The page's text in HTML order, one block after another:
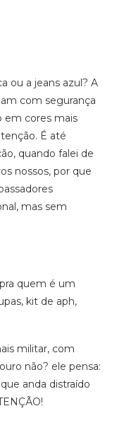
ou a jeans azul? A
com segurança
em cores mais
É até
quando falei de
nossos, por que
mas sem
quem é um
kit de aph,
militar, com
não? ele pensa:
anda distraído